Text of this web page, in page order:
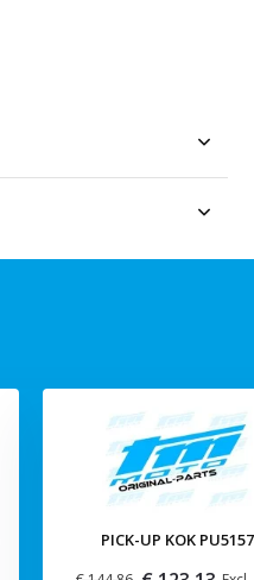
PICK-UP KOK PU5157